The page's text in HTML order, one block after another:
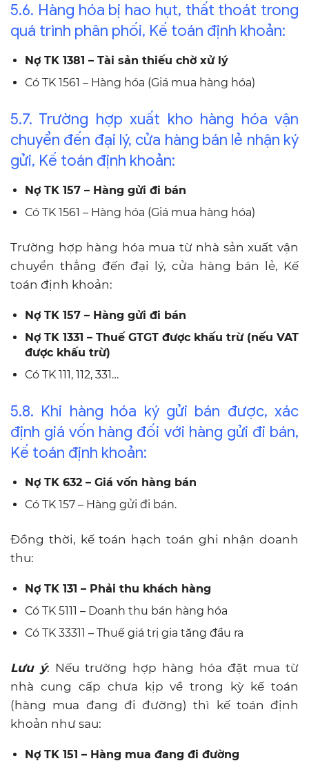
5.6. Hàng hóa bị hao hụt, thất thoát trong
quá trình phân phối, Kế toán định khoản:
Nợ TK 1381 – Tài sản thiếu chờ xử lý
Có TK 1561 – Hàng hóa (Giá mua hàng hóa)
5.7. Trường hợp xuất kho hàng hóa vận
chuyển đến đại lý, cửa hàng bán lẻ nhận ký
gửi, Kế toán định khoản:
Nợ TK 157 – Hàng gửi đi bán
Có TK 1561 – Hàng hóa (Giá mua hàng hóa)
Trường hợp hàng hóa mua từ nhà sản xuất vận
chuyển thẳng đến đại lý, cửa hàng bán lẻ, Kế
toán định khoản:
Nợ TK 157 – Hàng gửi đi bán
Nợ TK 1331 – Thuế GTGT được khấu trừ (nếu VAT
được khấu trừ)
Có TK 111, 112, 331…
5.8. Khi hàng hóa ký gửi bán được, xác
định giá vốn hàng đối với hàng gửi đi bán,
Kế toán định khoản:
Nợ TK 632 – Giá vốn hàng bán
Có TK 157 – Hàng gửi đi bán.
Đồng thời, kế toán hạch toán ghi nhận doanh
thu:
Nợ TK 131 – Phải thu khách hàng
Có TK 5111 – Doanh thu bán hàng hóa
Có TK 33311 – Thuế giá trị gia tăng đầu ra
Lưu ý: Nếu trường hợp hàng hóa đặt mua từ
nhà cung cấp chưa kịp về trong kỳ kế toán
(hàng mua đang đi đường) thì kế toán định
khoản như sau:
Nợ TK 151 – Hàng mua đang đi đường